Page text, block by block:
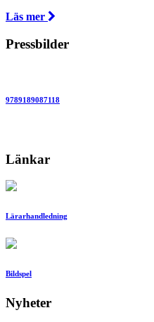
Läs mer
Pressbilder
9789189087118
Länkar
Lärarhandledning
Bildspel
Nyheter